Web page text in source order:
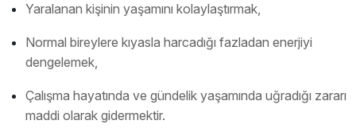
Yaralanan kişinin yaşamını kolaylaştırmak,
Normal bireylere kıyasla harcadığı fazladan enerjiyi
dengelemek,
Çalışma hayatında ve gündelik yaşamında uğradığı zararı
maddi olarak gidermektir.